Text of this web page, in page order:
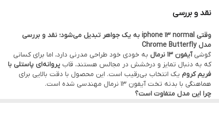
نقد و بررسی
وقتی iphone 13 normal به یک جواهر تبدیل می‌شود؛ نقد و بررسی
مدل Chrome Butterfly
گوشیآیفون 13 نرمال
به خودی خود طراحی مدرنی دارد، اما برای کسانی
که به دنبال تمایز و درخشش در مجالس هستند، قاب پروانه‌ای پاستلی با
فریم کروم یک انتخاب بی‌رقیب است. این محصول با دقت بالایی برای
هماهنگی با بدنه تخت آیفون 13 نرمال مهندسی شده است.
چرا این مدل متفاوت است؟